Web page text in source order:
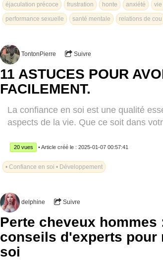
éjaculation précoce frustration honte anxiété vie
performance sexuelle santé mentale relations de cou
TontonPierre Suivre
11 ASTUCES POUR
FACILEMENT.
La confiance en soi est une qualité
aspects de la vie. Que ce soit dans
20 vues • Article créé le : 2025-01-07 00:57:41
• Confiance en soi • Développement
delphine Suivre
Perte cheveux hommes
conseils d'experts pour
soi